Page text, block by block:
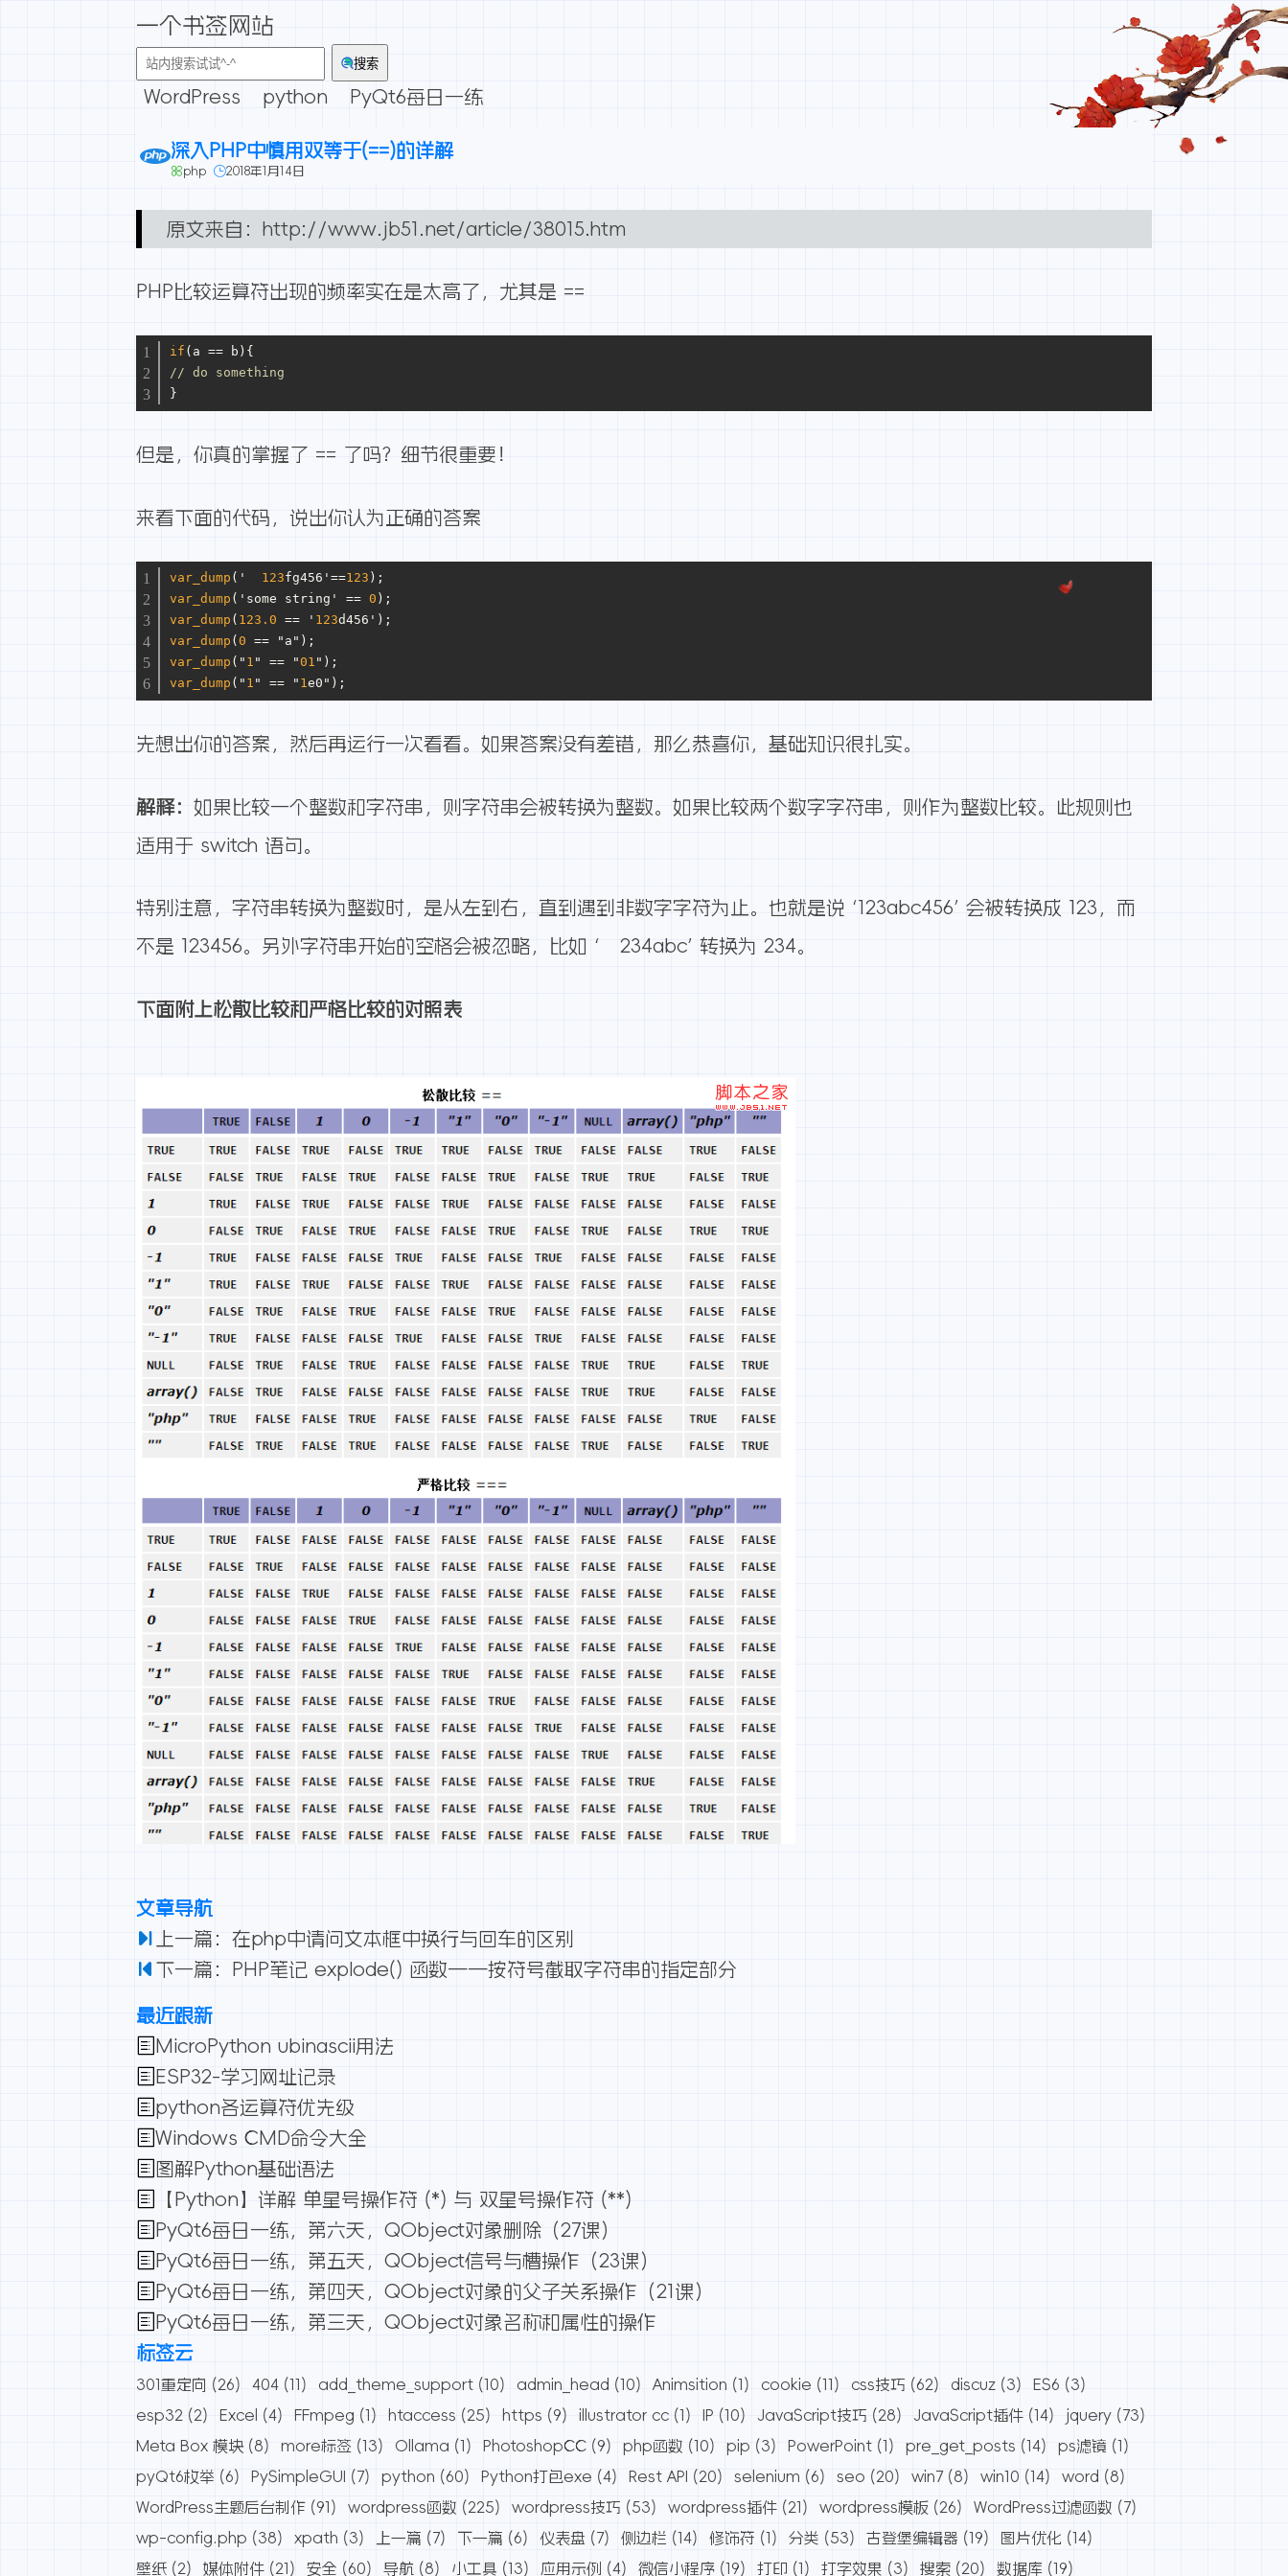
一个书签网站
搜索
WordPress python PyQt6每日一练
深入PHP中慎用双等于(==)的详解
php 2018年1月14日
原文来自：http://www.jb51.net/article/38015.htm
PHP比较运算符出现的频率实在是太高了，尤其是 ==
if (a == b){
// do something
}
但是，你真的掌握了 == 了吗？细节很重要！
来看下面的代码，说出你认为正确的答案
var_dump (' 123fg456'==123 );
var_dump ('some string' == 0 );
var_dump ( 123.0 == ' 123d456');
var_dump ( 0 == "a");
var_dump (" 1 " == "01 ");
var_dump (" 1 " == " 1e0");
先想出你的答案，然后再运行一次看看。如果答案没有差错，那么恭喜你，基础知识很扎实。
解释：如果比较一个整数和字符串，则字符串会被转换为整数。如果比较两个数字字符串，则作为整数比较。此规则也
适用于 switch 语句。
特别注意，字符串转换为整数时，是从左到右，直到遇到非数字字符为止。也就是说 ‘123abc456’ 会被转换成 123，而
不是 123456。另外字符串开始的空格会被忽略，比如 ‘ 234abc’ 转换为 234。
下面附上松散比较和严格比较的对照表
文章导航
上一篇：在php中请问文本框中换行与回车的区别
下一篇：PHP笔记 explode() 函数——按符号截取字符串的指定部分
最近跟新
MicroPython ubinascii用法
ESP32-学习网址记录
python各运算符优先级
Windows CMD命令大全
图解Python基础语法
【Python】详解 单星号操作符 (*) 与 双星号操作符 (**)
PyQt6每日一练，第六天，QObject对象删除（27课）
PyQt6每日一练，第五天，QObject信号与槽操作（23课）
PyQt6每日一练，第四天，QObject对象的父子关系操作（21课）
PyQt6每日一练，第三天，QObject对象名称和属性的操作
标签云
301重定向 (26) 404 (11) add_theme_support (10) admin_head (10) Animsition (1) cookie (11) css技巧 (62) discuz (3) ES6 (3)
esp32 (2) Excel (4) FFmpeg (1) htaccess (25) https (9) illustrator cc (1) IP (10) JavaScript技巧 (28) JavaScript插件 (14) jquery (73)
Meta Box 模块 (8) more标签 (13) Ollama (1) PhotoshopCC (9) php函数 (10) pip (3) PowerPoint (1) pre_get_posts (14) ps滤镜 (1)
pyQt6枚举 (6) PySimpleGUI (7) python (60) Python打包exe (4) Rest API (20) selenium (6) seo (20) win7 (8) win10 (14) word (8)
WordPress主题后台制作 (91) wordpress函数 (225) wordpress技巧 (53) wordpress插件 (21) wordpress模板 (26) WordPress过滤函数 (7)
wp-config.php (38) xpath (3) 上一篇 (7) 下一篇 (6) 仪表盘 (7) 侧边栏 (14) 修饰符 (1) 分类 (53) 古登堡编辑器 (19) 图片优化 (14)
壁纸 (2) 媒体附件 (21) 安全 (60) 导航 (8) 小工具 (13) 应用示例 (4) 微信小程序 (19) 打印 (1) 打字效果 (3) 搜索 (20) 数据库 (19)